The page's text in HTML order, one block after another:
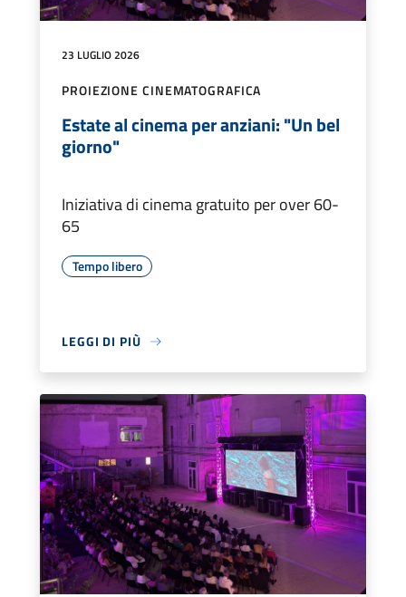
23 LUGLIO 2026
PROIEZIONE CINEMATOGRAFICA
Estate al cinema per anziani: "Un bel
giorno"
Iniziativa di cinema gratuito per over 60-
65
Tempo libero
LEGGI DI PIÙ